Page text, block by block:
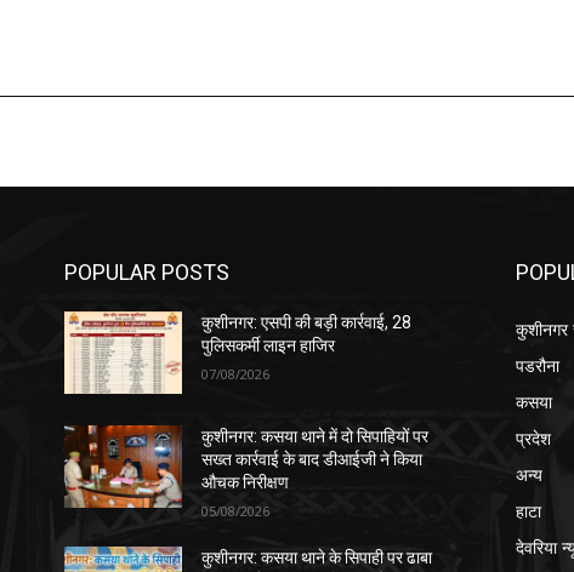
POPULAR POSTS
कुशीनगर: एसपी की बड़ी कार्रवाई, 28
पुलिसकर्मी लाइन हाजिर
07/08/2026
कुशीनगर: कसया थाने में दो सिपाहियों पर
सख्त कार्रवाई के बाद डीआईजी ने किया
औचक निरीक्षण
05/08/2026
कुशीनगर: कसया थाने के सिपाही पर ढाबा
कुशीनगर
पडरौना
कसया
प्रदेश
अन्य
हाटा
देवरिया